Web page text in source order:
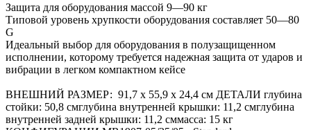
Защита для оборудования массой 9—90 кг
Типовой уровень хрупкости оборудования составляет 50—80
G
Идеальный выбор для оборудования в полузащищенном
исполнении, которому требуется надежная защита от ударов и
вибрации в легком компактном кейсе
ВНЕШНИЙ РАЗМЕР: 91,7 x 55,9 x 24,4 см ДЕТАЛИ глубина
стойки: 50,8 смглубина внутренней крышки: 11,2 смглубина
внутренней задней крышки: 11,2 сммасса: 15 кг